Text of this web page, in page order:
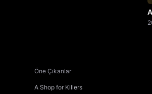
Öne Çıkanlar
A Shop for Killers